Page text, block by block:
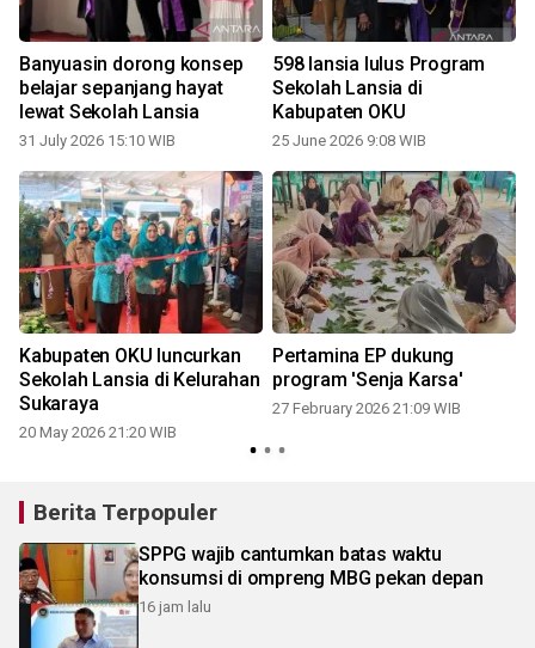
Banyuasin dorong konsep
belajar sepanjang hayat
lewat Sekolah Lansia
31 July 2026 15:10 WIB
598 lansia lulus Program
Sekolah Lansia di
Kabupaten OKU
25 June 2026 9:08 WIB
Kabupaten OKU luncurkan
Sekolah Lansia di Kelurahan
Sukaraya
20 May 2026 21:20 WIB
Pertamina EP dukung
program 'Senja Karsa'
27 February 2026 21:09 WIB
Berita Terpopuler
SPPG wajib cantumkan batas waktu
konsumsi di ompreng MBG pekan depan
16 jam lalu